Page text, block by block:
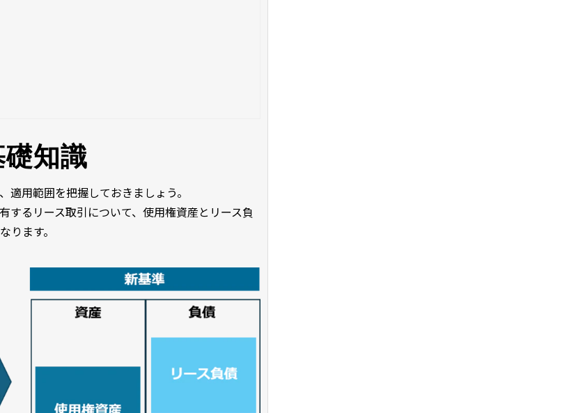
知識
用範囲を把握しておきましょう。
するリース取引について、使用権資産とリース負
ります。